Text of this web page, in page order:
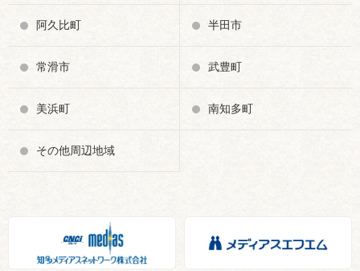
阿久比町 半田市
常滑市 武豊町
美浜町 南知多町
その他周辺地域